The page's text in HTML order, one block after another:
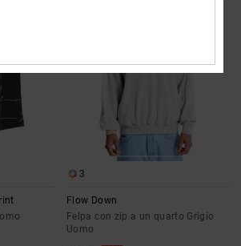
3
Flow Down
Felpa con zip a un quarto Grigio
Uomo